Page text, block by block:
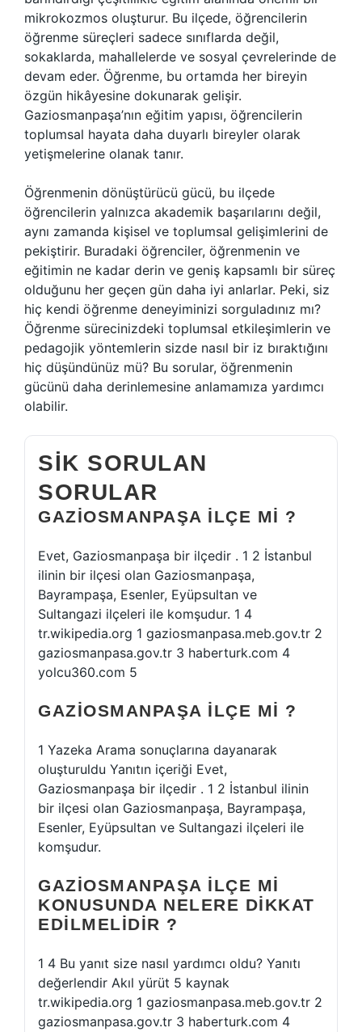
mikrokozmos oluşturur. Bu ilçede, öğrencilerin
öğrenme süreçleri sadece sınıflarda değil,
sokaklarda, mahallelerde ve sosyal çevrelerinde de
devam eder. Öğrenme, bu ortamda her bireyin
özgün hikâyesine dokunarak gelişir.
Gaziosmanpaşa’nın eğitim yapısı, öğrencilerin
toplumsal hayata daha duyarlı bireyler olarak
yetişmelerine olanak tanır.
Öğrenmenin dönüştürücü gücü, bu ilçede
öğrencilerin yalnızca akademik başarılarını değil,
aynı zamanda kişisel ve toplumsal gelişimlerini de
pekiştirir. Buradaki öğrenciler, öğrenmenin ve
eğitimin ne kadar derin ve geniş kapsamlı bir süreç
olduğunu her geçen gün daha iyi anlarlar. Peki, siz
hiç kendi öğrenme deneyiminizi sorguladınız mı?
Öğrenme sürecinizdeki toplumsal etkileşimlerin ve
pedagojik yöntemlerin sizde nasıl bir iz bıraktığını
hiç düşündünüz mü? Bu sorular, öğrenmenin
gücünü daha derinlemesine anlamamıza yardımcı
olabilir.
SIK SORULAN
SORULAR
GAZIOSMANPAŞA ILÇE MI ?
Evet, Gaziosmanpaşa bir ilçedir . 1 2 İstanbul
ilinin bir ilçesi olan Gaziosmanpaşa,
Bayrampaşa, Esenler, Eyüpsultan ve
Sultangazi ilçeleri ile komşudur. 1 4
tr.wikipedia.org 1 gaziosmanpasa.meb.gov.tr 2
gaziosmanpasa.gov.tr 3 haberturk.com 4
yolcu360.com 5
GAZIOSMANPAŞA ILÇE MI ?
1 Yazeka Arama sonuçlarına dayanarak
oluşturuldu Yanıtın içeriği Evet,
Gaziosmanpaşa bir ilçedir . 1 2 İstanbul ilinin
bir ilçesi olan Gaziosmanpaşa, Bayrampaşa,
Esenler, Eyüpsultan ve Sultangazi ilçeleri ile
komşudur.
GAZIOSMANPAŞA ILÇE MI
KONUSUNDA NELERE DIKKAT
EDILMELIDIR ?
1 4 Bu yanıt size nasıl yardımcı oldu? Yanıtı
değerlendir Akıl yürüt 5 kaynak
tr.wikipedia.org 1 gaziosmanpasa.meb.gov.tr 2
gaziosmanpasa.gov.tr 3 haberturk.com 4